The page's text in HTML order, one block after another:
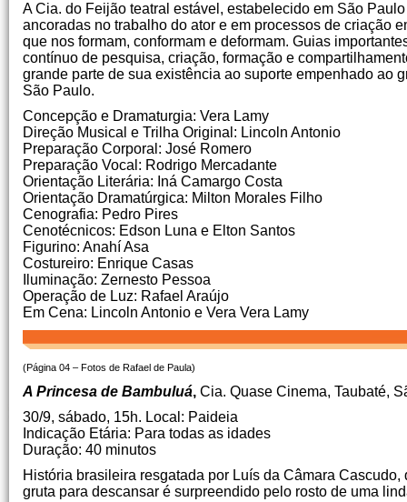
A Cia. do Feijão teatral estável, estabelecido em São
ancoradas no trabalho do ator e em processos de criação
que nos formam, conformam e deformam. Guias
contínuo de pesquisa, criação, formação e
grande parte de sua existência ao suporte empenhado ao
São Paulo.
Concepção e Dramaturgia: Vera Lamy
Direção Musical e Trilha Original: Lincoln Antonio
Preparação Corporal: José Romero
Preparação Vocal: Rodrigo Mercadante
Orientação Literária: Iná Camargo Costa
Orientação Dramatúrgica: Milton Morales Filho
Cenografia: Pedro Pires
Cenotécnicos: Edson Luna e Elton Santos
Figurino: Anahí Asa
Costureiro: Enrique Casas
Iluminação: Zernesto Pessoa
Operação de Luz: Rafael Araújo
Em Cena: Lincoln Antonio e Vera Vera Lamy
(Página 04 – Fotos de Rafael de Paula)
A Princesa de Bambuluá, Cia. Quase Cinema, Taubaté,
30/9, sábado, 15h. Local: Paideia
Indicação Etária: Para todas as idades
Duração: 40 minutos
História brasileira resgatada por Luís da Câmara
gruta para descansar é surpreendido pelo rosto de uma